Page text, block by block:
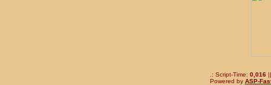
.: Script-Time: 0,016||
Powered by ASP-